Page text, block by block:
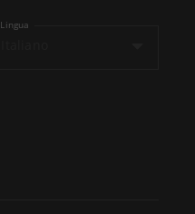
Lingua